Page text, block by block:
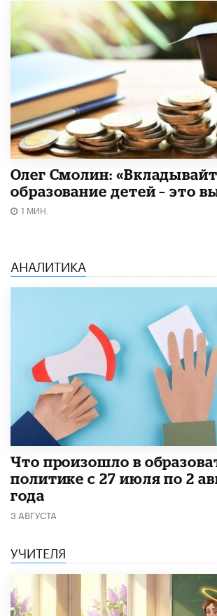
Олег Смолин:
образование детей – это
1 МИН.
АНАЛИТИКА
​Что произошло в
политике с 27 июля по 2
года
3 АВГУСТА
УЧИТЕЛЯ